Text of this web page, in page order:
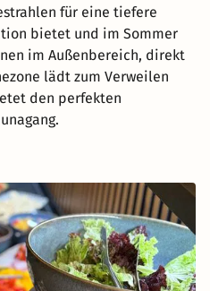
für eine tiefere
bietet und im Sommer
im Außenbereich, direkt
lädt zum Verweilen
den perfekten